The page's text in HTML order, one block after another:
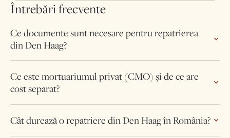
Întrebări frecvente
Ce documente sunt necesare pentru repatrierea
din Den Haag?
Ce este mortuariumul privat (CMO) și de ce are
cost separat?
Cât durează o repatriere din Den Haag în România?